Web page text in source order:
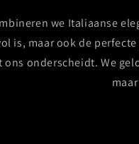
we Italiaanse
is, maar ook de
ons onderscheidt. We